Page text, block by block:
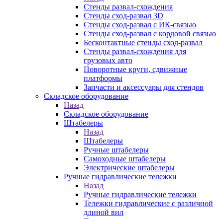
Стенды развал-схождения
Стенды сход-развал 3D
Стенды сход-развал с ИК-связью
Стенды сход-развал с кордовой связью
Бесконтактные стенды сход-развал
Стенды развал-схождения для
грузовых авто
Поворотные круги, сдвижные
платформы
Запчасти и аксессуары для стендов
Складское оборудование
Назад
Складское оборудование
Штабелеры
Назад
Штабелеры
Ручные штабелеры
Самоходные штабелеры
Электрические штабелеры
Ручные гидравлические тележки
Назад
Ручные гидравлические тележки
Тележки гидравлические с различной
длиной вил